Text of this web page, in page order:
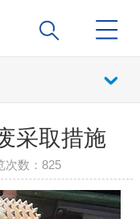
采取措施
数： 825